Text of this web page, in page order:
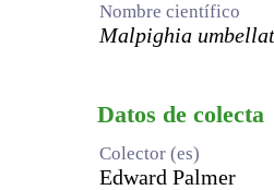
Nombre científico
Malpighia
Datos de colecta
Colector (es)
Edward Palmer